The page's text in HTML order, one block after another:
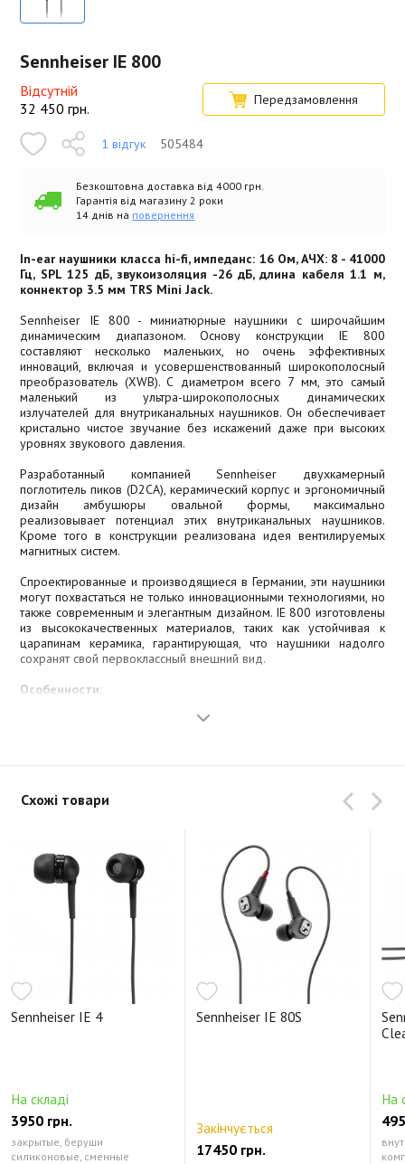
Sennheiser IE 800
Відсутній
32 450 грн. Передзамовлення
1 відгук 505484
Безкоштовна доставка від 4000 грн.
Гарантія від магазину 2 роки
14 днів на повернення
In-ear наушники класса hi-fi, импеданс: 16 Ом, АЧХ: 8 - 41000
Гц, SPL 125 дБ, звукоизоляция -26 дБ, длина кабеля 1.1 м,
коннектор 3.5 мм TRS Mini Jack.
Sennheiser IE 800 - миниатюрные наушники с широчайшим
динамическим диапазоном. Основу конструкции IE 800
составляют несколько маленьких, но очень эффективных
инноваций, включая и усовершенствованный широкополосный
преобразователь (XWB). С диаметром всего 7 мм, это самый
маленький из ультра-широкополосных динамических
излучателей для внутриканальных наушников. Он обеспечивает
кристально чистое звучание без искажений даже при высоких
уровнях звукового давления.
Разработанный компанией Sennheiser двухкамерный
поглотитель пиков (D2CA), керамический корпус и эргономичный
дизайн амбушюры овальной формы, максимально
реализовывает потенциал этих внутриканальных наушников.
Кроме того в конструкции реализована идея вентилируемых
магнитных систем.
Спроектированные и производящиеся в Германии, эти наушники
могут похвастаться не только инновационными технологиями, но
также современным и элегантным дизайном. IE 800 изготовлены
из высококачественных материалов, таких как устойчивая к
царапинам керамика, гарантирующая, что наушники надолго
сохранят свой первоклассный внешний вид.
Особенности:
Динамический экстра-широкополосный излучатель (XWB)
Две защитный сеточки эффективно защищают излучатель от
грязи и позволяют легко производить очистку
Чрезвычайно глубокие НЧ, воспроизводимые без искажений
Шикарный футляр из высококачественной кожи
Схожі товари
Sennheiser IE 4
На складі
3950 грн.
закрытые, беруши
силиконовые, сменные
Sennheiser IE 80S
Закінчується
17450 грн.
На